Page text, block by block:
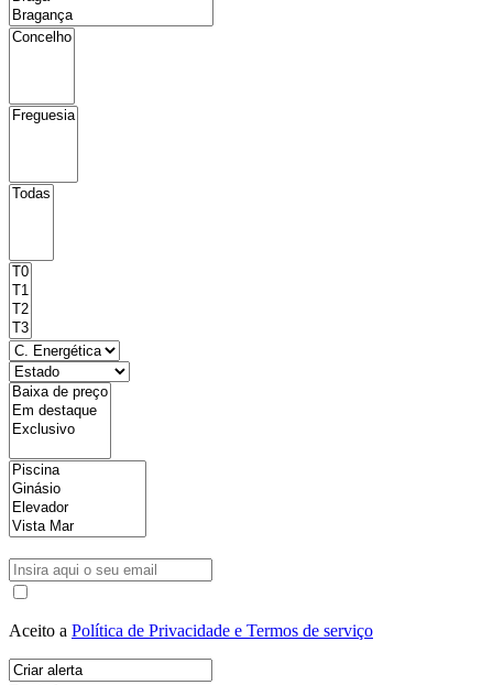
Aceito a Política de Privacidade e Termos de serviço